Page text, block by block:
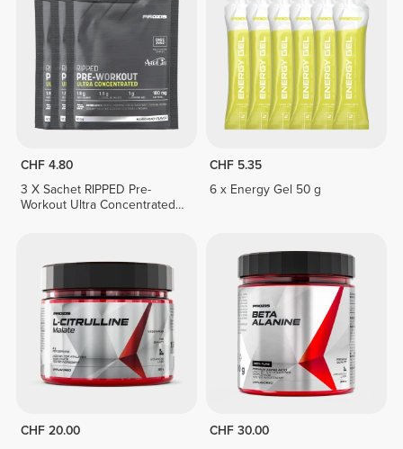
CHF 4.80
3 X Sachet RIPPED Pre-
Workout Ultra Concentrated
CHF 5.35
6 x Energy Gel 50 g
CHF 20.00
CHF 30.00